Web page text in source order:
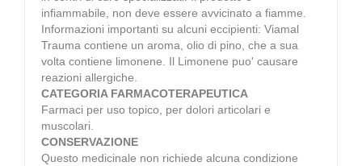
infiammabile, non deve essere avvicinato a fiamme.
Informazioni importanti su alcuni eccipienti: Viamal
Trauma contiene un aroma, olio di pino, che a sua
volta contiene limonene. Il Limonene puo' causare
reazioni allergiche.
CATEGORIA FARMACOTERAPEUTICA
Farmaci per uso topico, per dolori articolari e
muscolari.
CONSERVAZIONE
Questo medicinale non richiede alcuna condizione